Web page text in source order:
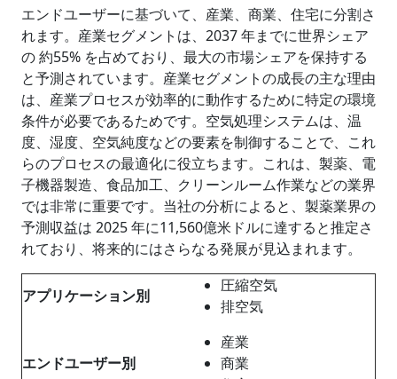
エンドユーザーに基づいて、産業、商業、住宅に分割さ
れます。産業セグメントは、2037 年までに世界シェア
の 約55% を占めており、最大の市場シェアを保持する
と予測されています。産業セグメントの成長の主な理由
は、産業プロセスが効率的に動作するために特定の環境
条件が必要であるためです。空気処理システムは、温
度、湿度、空気純度などの要素を制御することで、これ
らのプロセスの最適化に役立ちます。これは、製薬、電
子機器製造、食品加工、クリーンルーム作業などの業界
では非常に重要です。当社の分析によると、製薬業界の
予測収益は 2025 年に11,560億米ドルに達すると推定さ
れており、将来的にはさらなる発展が見込まれます。
アプリケーション別
圧縮空気
排空気
エンドユーザー別
産業
商業